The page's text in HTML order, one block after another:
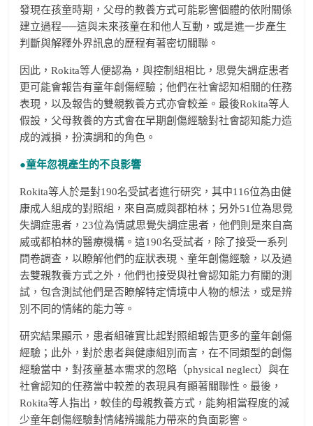
發現在孩童時期，父母的教養方式可能影響個體的依附關係
建立過程──這與未來孩童在和他人互動，或是進一步產生
判斷與解釋外界訊息的歷程有著密切關聯。
因此，Rokita等人便認為，與控制組相比，思覺失調症患者
更可能會報告有童年創傷經驗；他們在社會認知相關的任務
表現，以及報告的雙親教養方式亦會較差。最後Rokita等人
假設，父母教養的方式會在早期創傷經驗對社會認知能力造
成的減損，扮演調和的角色。
●童年忽視產生的不良影響
Rokita等人於是對190名受試者進行研究，其中116位為由健
康成人組成的對照組，來自高威與都柏林；另外51位為思覺
失調症患者，23位為情感思覺失調症患者，他們則是來自高
威或都柏林的醫療機構。這190名受試者，除了接受一系列
問卷調查，以瞭解他們的症狀表現、童年創傷經驗，以及過
去雙親教養方式之外，他們也接受與社會認知能力有關的測
試，包含測試他們是否瞭解特定情境中人物的想法，或是辨
別不同的情緒的能力等。
研究結果顯示，患者組確實比起對照組報告更多的童年創傷
經驗；此外，對於患者與健康組別而言，在不同類型的創傷
經驗當中，對孩童基本需求的忽略（physical neglect）與在
社會認知的任務當中較差的表現具有顯著關聯性。最後，
Rokita等人指出，較佳的母親教養方式，能夠相當程度的減
少童年創傷經驗對情緒辨識能力帶來的負面影響。